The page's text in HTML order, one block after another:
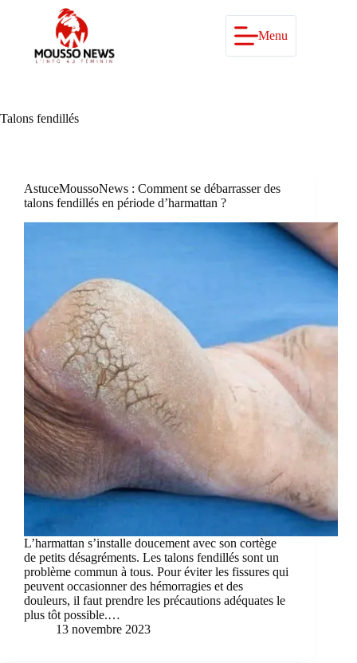
Menu
Talons fendillés
AstuceMoussoNews : Comment se débarrasser des
talons fendillés en période d’harmattan ?
L’harmattan s’installe doucement avec son cortège
de petits désagréments. Les talons fendillés sont un
problème commun à tous. Pour éviter les fissures qui
peuvent occasionner des hémorragies et des
douleurs, il faut prendre les précautions adéquates le
plus tôt possible.…
13 novembre 2023